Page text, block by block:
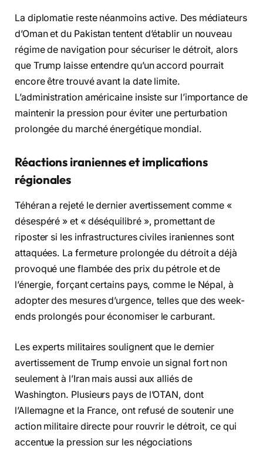
La diplomatie reste néanmoins active. Des médiateurs
d’Oman et du Pakistan tentent d’établir un nouveau
régime de navigation pour sécuriser le détroit, alors
que Trump laisse entendre qu’un accord pourrait
encore être trouvé avant la date limite.
L’administration américaine insiste sur l’importance de
maintenir la pression pour éviter une perturbation
prolongée du marché énergétique mondial.
Réactions iraniennes et implications
régionales
Téhéran a rejeté le dernier avertissement comme «
désespéré » et « déséquilibré », promettant de
riposter si les infrastructures civiles iraniennes sont
attaquées. La fermeture prolongée du détroit a déjà
provoqué une flambée des prix du pétrole et de
l’énergie, forçant certains pays, comme le Népal, à
adopter des mesures d’urgence, telles que des week-
ends prolongés pour économiser le carburant.
Les experts militaires soulignent que le dernier
avertissement de Trump envoie un signal fort non
seulement à l’Iran mais aussi aux alliés de
Washington. Plusieurs pays de l’OTAN, dont
l’Allemagne et la France, ont refusé de soutenir une
action militaire directe pour rouvrir le détroit, ce qui
accentue la pression sur les négociations